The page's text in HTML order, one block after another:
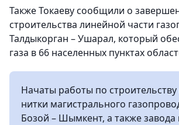
Также Токаеву сообщили о
строительства линейной части
Талдыкорган – Ушарал, который
газа в 66 населенных пунктах
Начаты работы по
нитки магистрального
Бозой – Шымкент, а также завода